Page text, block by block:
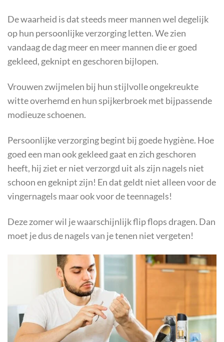
De waarheid is dat steeds meer mannen wel degelijk
op hun persoonlijke verzorging letten. We zien
vandaag de dag meer en meer mannen die er goed
gekleed, geknipt en geschoren bijlopen.
Vrouwen zwijmelen bij hun stijlvolle ongekreukte
witte overhemd en hun spijkerbroek met bijpassende
modieuze schoenen.
Persoonlijke verzorging begint bij goede hygiène. Hoe
goed een man ook gekleed gaat en zich geschoren
heeft, hij ziet er niet verzorgd uit als zijn nagels niet
schoon en geknipt zijn! En dat geldt niet alleen voor de
vingernagels maar ook voor de teennagels!
Deze zomer wil je waarschijnlijk flip flops dragen. Dan
moet je dus de nagels van je tenen niet vergeten!